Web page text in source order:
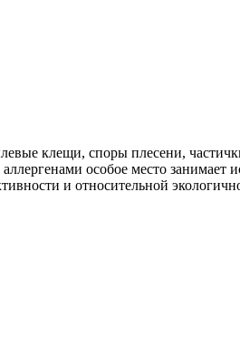
клещи, споры плесени,
особое место занимает
и относительной